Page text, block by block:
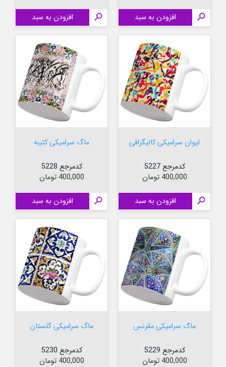
 افزودن به سبد  افزودن به سبد
لیوان سرامیکی کالیگرافی
کدمرجع 5227
قیمت
400,000 تومان
 افزودن به سبد
ماگ سرامیکی کتیبه
کدمرجع 5228
قیمت
400,000 تومان
 افزودن به سبد
ماگ سرامیکی مقرنس
کدمرجع 5229
قیمت
400,000 تومان
ماگ سرامیکی گلستان
کدمرجع 5230
قیمت
400,000 تومان